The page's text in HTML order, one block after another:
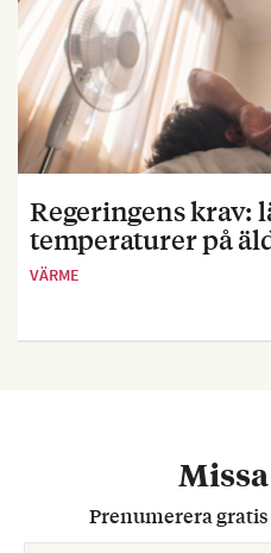
Regeringens krav:
temperaturer på
VÄRME
Prenumerera